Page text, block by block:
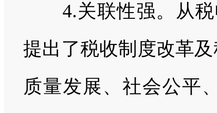
4.关联性强。从税
提出了税收制度改革
质量发展、社会公平